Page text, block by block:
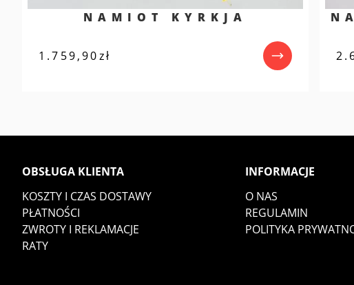
NAMIOT KYRKJA
1.759,90zł
OBSŁUGA KLIENTA
KOSZTY I CZAS DOSTAWY
PŁATNOŚCI
ZWROTY I REKLAMACJE
RATY
INFORMACJE
O NAS
REGULAMIN
POLITYKA